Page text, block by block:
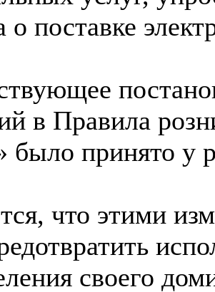
о поставке
в Правила
было принято у
что этими
своего